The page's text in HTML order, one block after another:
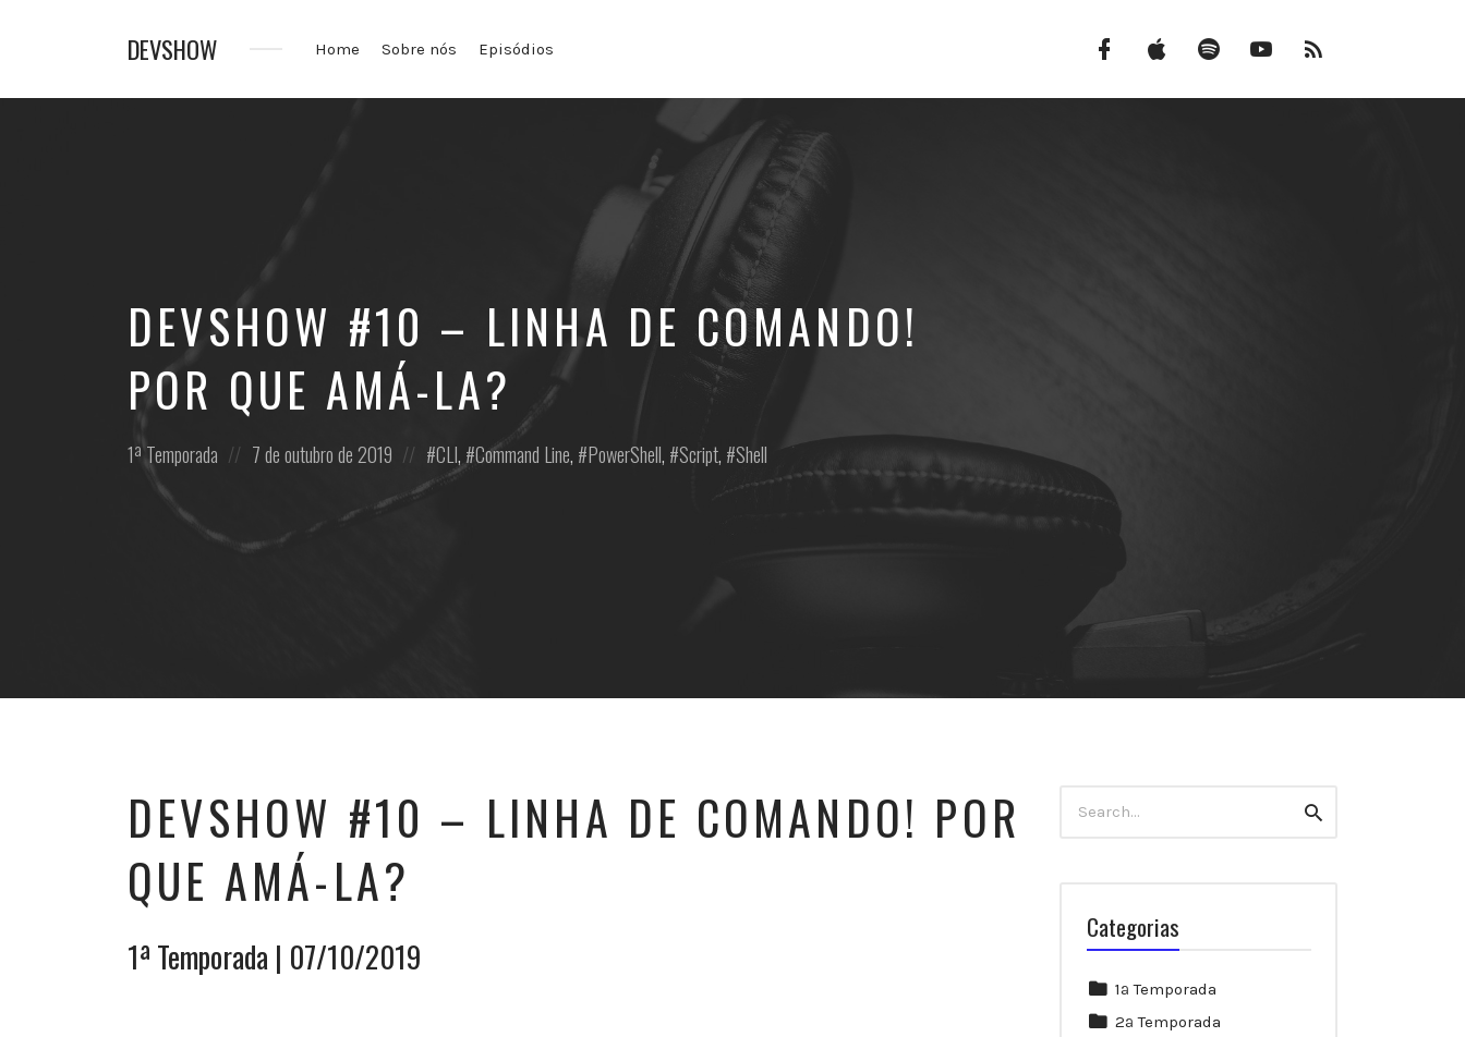
DEVSHOW
em
Home Sobre nós Episódios FacebookiTunes Spotify Canal
DEVSHOW #10 – LINHA DE COMANDO!
POR QUE AMÁ-LA?
Posted
1ª Temporada
Posted
7 de outubro de 2019
Posted
in:
CLI, Command Line, PowerShell, Script, Shell
DEVSHOW #10 – LINHA DE COMANDO! POR
QUE AMÁ-LA?
1ª Temporada | 07/10/2019
for:
Search
Categorias
1ª Temporada
2ª Temporada